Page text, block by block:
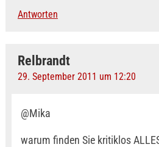
Antworten
Relbrandt
29. September 2011 um 12:20
@Mika
warum finden Sie kritiklos